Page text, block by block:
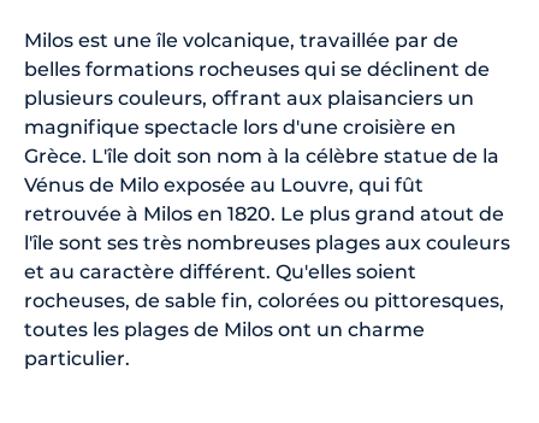
Milos est une île volcanique, travaillée par de
belles formations rocheuses qui se déclinent de
plusieurs couleurs, offrant aux plaisanciers un
magnifique spectacle lors d'une croisière en
Grèce. L'île doit son nom à la célèbre statue de la
Vénus de Milo exposée au Louvre, qui fût
retrouvée à Milos en 1820. Le plus grand atout de
l'île sont ses très nombreuses plages aux couleurs
et au caractère différent. Qu'elles soient
rocheuses, de sable fin, colorées ou pittoresques,
toutes les plages de Milos ont un charme
particulier.